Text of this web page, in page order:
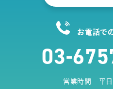
お電話で
03-
営業時間 平